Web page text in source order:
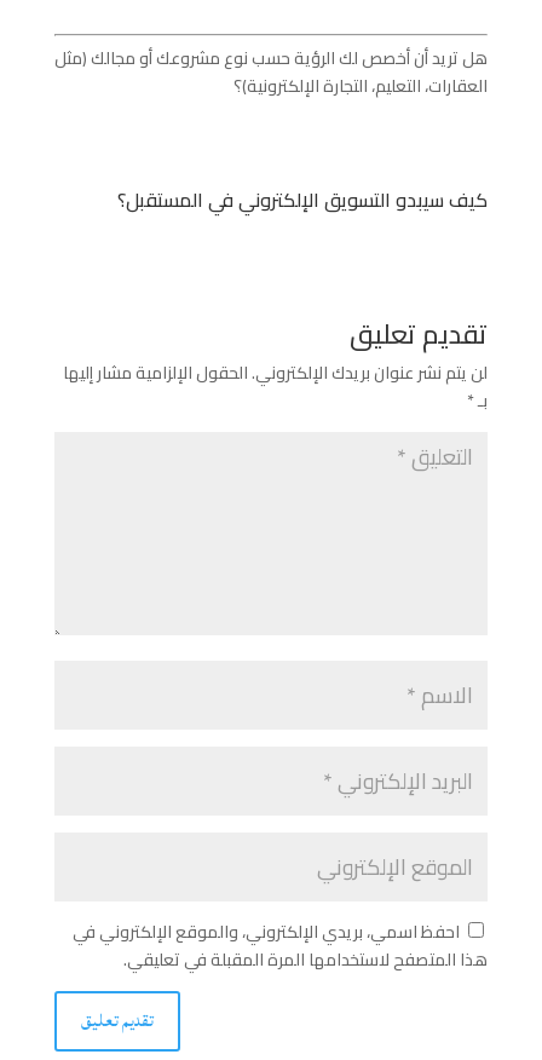
هل تريد أن أخصص لك الرؤية حسب نوع مشروعك أو مجالك (مثل
العقارات، التعليم، التجارة الإلكترونية)؟
كيف سيبدو التسويق الإلكتروني في المستقبل؟
تقديم تعليق
لن يتم نشر عنوان بريدك الإلكتروني.الحقول الإلزامية مشار إليها
بـ*
احفظ اسمي، بريدي الإلكتروني، والموقع الإلكتروني في
هذا المتصفح لاستخدامها المرة المقبلة في تعليقي.